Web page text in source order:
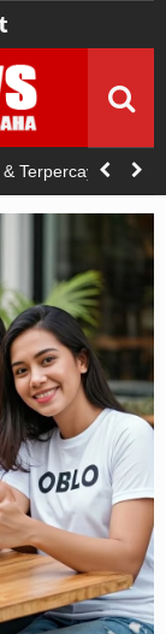
Terpercaya di